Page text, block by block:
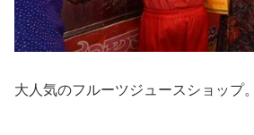
大人気のフルーツジュースショップ。